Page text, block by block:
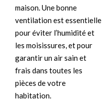
maison. Une bonne
ventilation est essentielle
pour éviter l’humidité et
les moisissures, et pour
garantir un air sain et
frais dans toutes les
pièces de votre
habitation.